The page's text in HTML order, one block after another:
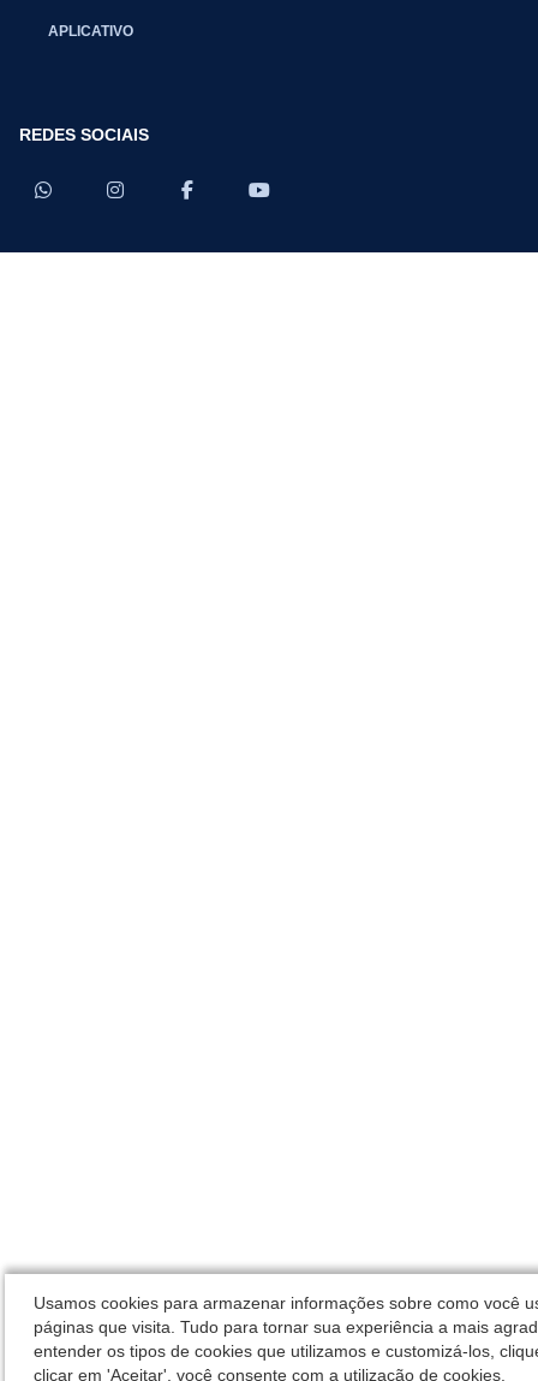
APLICATIVO
REDES SOCIAIS
Usamos cookies para armazenar informações sobre como você
páginas que visita. Tudo para tornar sua experiência a mais
entender os tipos de cookies que utilizamos e customizá-los,
clicar em 'Aceitar', você consente com a utilização de cookies.